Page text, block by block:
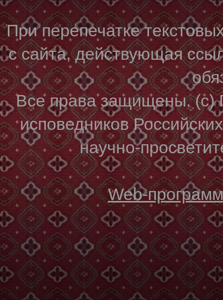
При перепечатке
с сайта, действующая
Все права защищены. (с)
исповедников
научно-
Web-